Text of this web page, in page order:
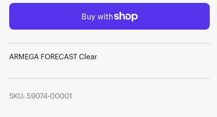
ARMEGA FORECAST Clear
SKU: 59074-00001